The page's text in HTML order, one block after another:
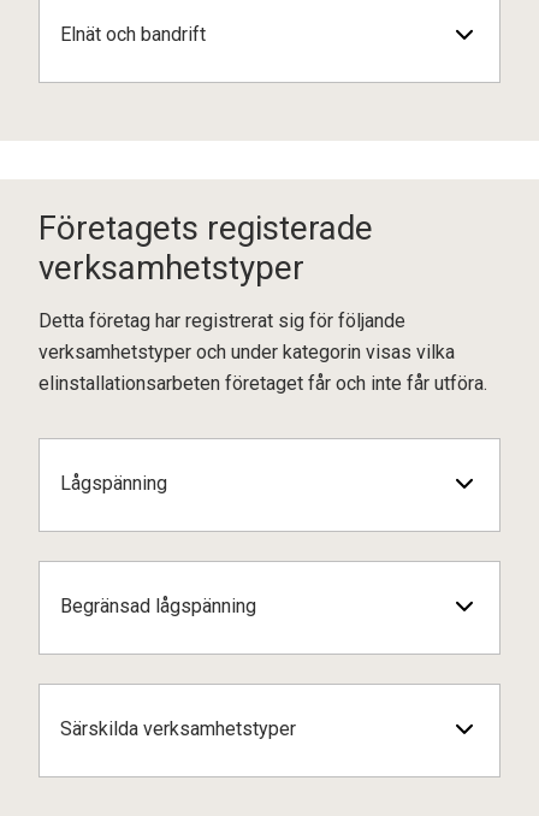
Elnät och bandrift
Företagets registerade
verksamhetstyper
Detta företag har registrerat sig för följande
verksamhetstyper och under kategorin visas vilka
elinstallationsarbeten företaget får och inte får utföra.
Lågspänning
Begränsad lågspänning
Särskilda verksamhetstyper